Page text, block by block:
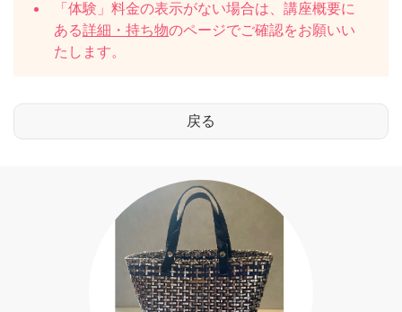
「体験」料金の表示がない場合は、講座概要に
ある詳細・持ち物のページでご確認をお願いい
たします。